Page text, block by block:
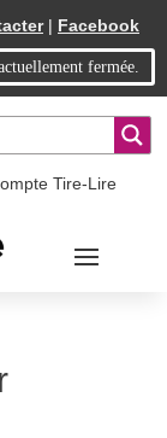
| Facebook
fermée.
Tire-Lire